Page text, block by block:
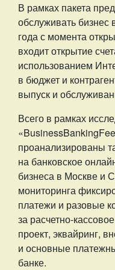
В рамках пакета
обслуживать
года с момента
входит открытие
использованием
в бюджет и
выпуск и
Всего в рамках
«BusinessBanking
проанализированы
на банковское
бизнеса в Москве и
мониторинга
платежи и разовые
за расчетно-
проект, эквайринг,
и основные
банке.